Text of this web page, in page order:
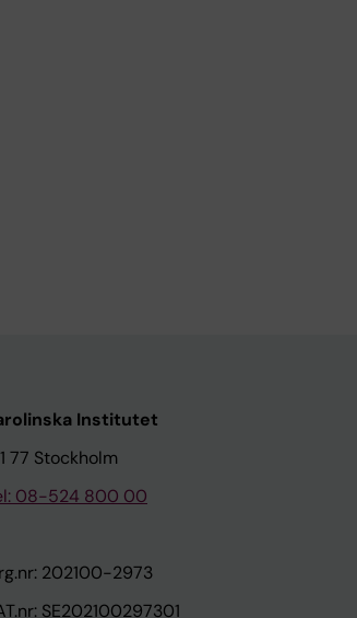
Institutet
77 Stockholm
08-524 800 00
202100-2973
SE202100297301